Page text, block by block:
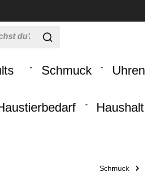
Schmuck Uhren
Haushalt
Schmuck